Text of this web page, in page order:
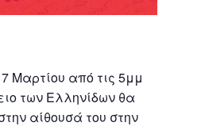
Μαρτίου από τις 5μμ
των Ελληνίδων θα
αίθουσά του στην